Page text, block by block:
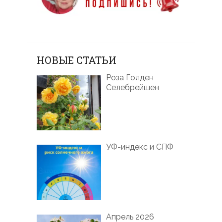
НОВЫЕ СТАТЬИ
Роза Голден
Селебрейшен
УФ-индекс и СПФ
Апрель 2026